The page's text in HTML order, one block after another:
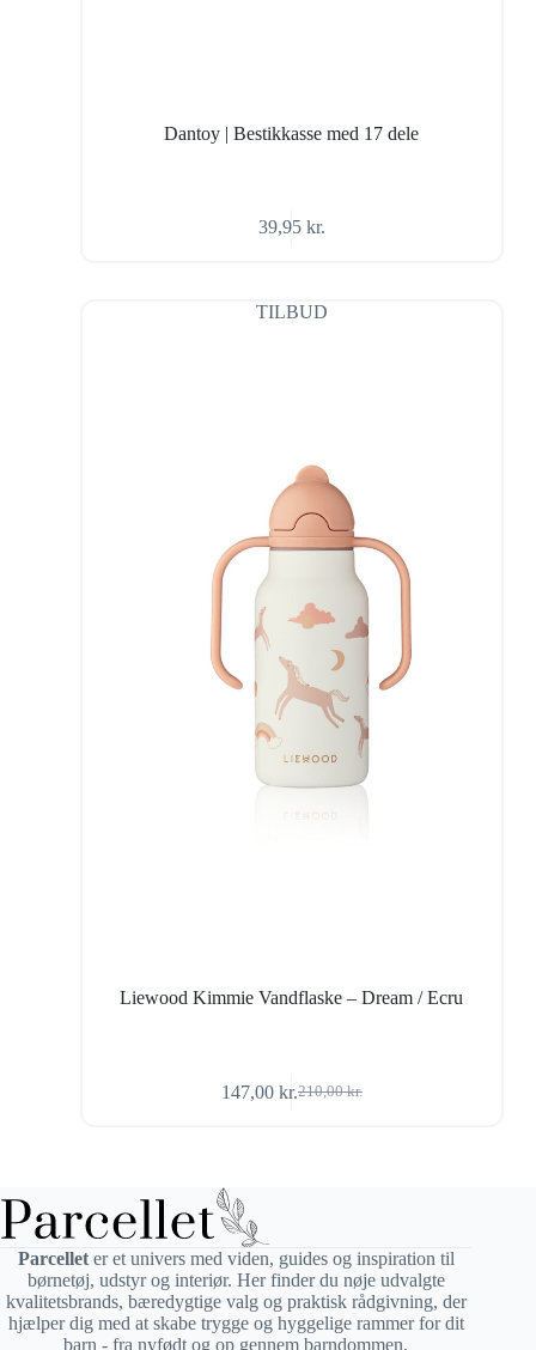
Dantoy | Bestikkasse med 17 dele
39,95 kr.
TILBUD
Liewood Kimmie Vandflaske – Dream / Ecru
210,00kr.
Den
147,00 kr.Den
Parcelleter et univers med viden, guides og inspiration til
børnetøj, udstyr og interiør. Her finder du nøje udvalgte
kvalitetsbrands, bæredygtige valg og praktisk rådgivning, der
hjælper dig med at skabe trygge og hyggelige rammer for dit
barn - fra nyfødt og op gennem barndommen.